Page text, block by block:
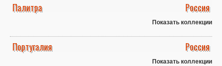
Палитра Россия
Показать коллекции
Португалия Россия
Показать коллекции